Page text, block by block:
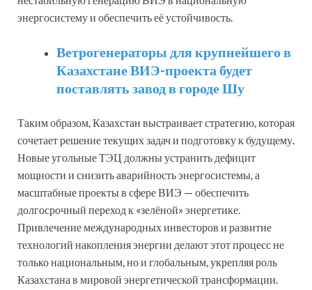
энергосистему и обеспечить её устойчивость.
Ветрогенераторы для крупнейшего в
Казахстане ВИЭ-проекта будет
поставлять завод в городе Шу
Таким образом, Казахстан выстраивает стратегию, которая
сочетает решение текущих задач и подготовку к будущему.
Новые угольные ТЭЦ должны устранить дефицит
мощности и снизить аварийность энергосистемы, а
масштабные проекты в сфере ВИЭ — обеспечить
долгосрочный переход к «зелёной» энергетике.
Привлечение международных инвесторов и развитие
технологий накопления энергии делают этот процесс не
только национальным, но и глобальным, укрепляя роль
Казахстана в мировой энергетической трансформации.